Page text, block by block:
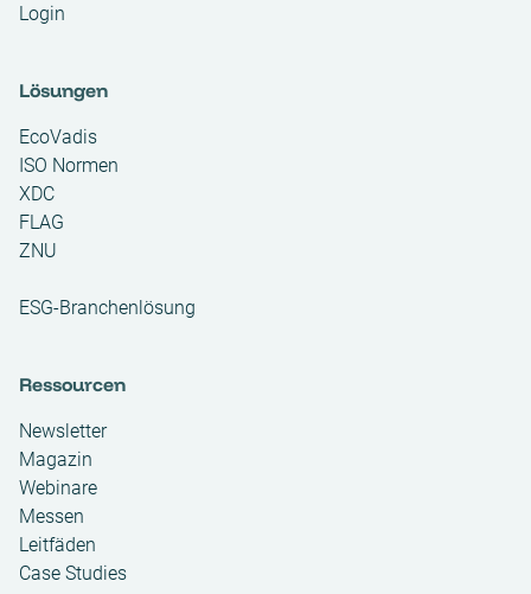
Login
Lösungen
EcoVadis
ISO Normen
XDC
FLAG
ZNU
ESG-Branchenlösung
Ressourcen
Newsletter
Magazin
Webinare
Messen
Leitfäden
Case Studies